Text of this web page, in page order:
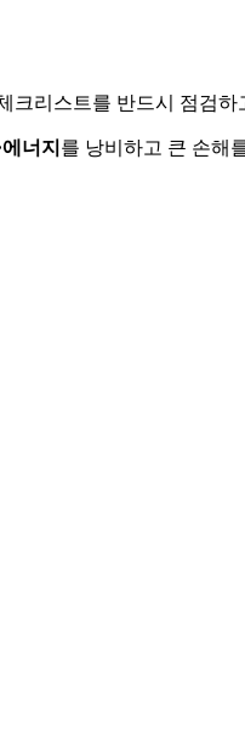
크리스트를 반드시 점검하
너지 를 낭비하고 큰 손해